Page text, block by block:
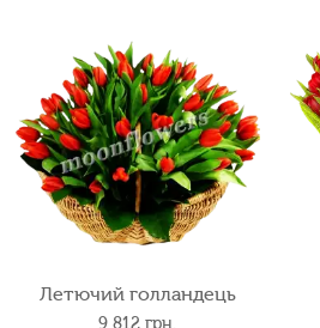
Летючий голландець
9 812 грн.